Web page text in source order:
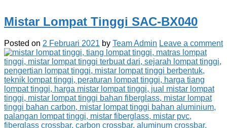
Mistar Lompat Tinggi SAC-BX040
Posted on 2 Februari 2021 by Team Admin Leave a comment